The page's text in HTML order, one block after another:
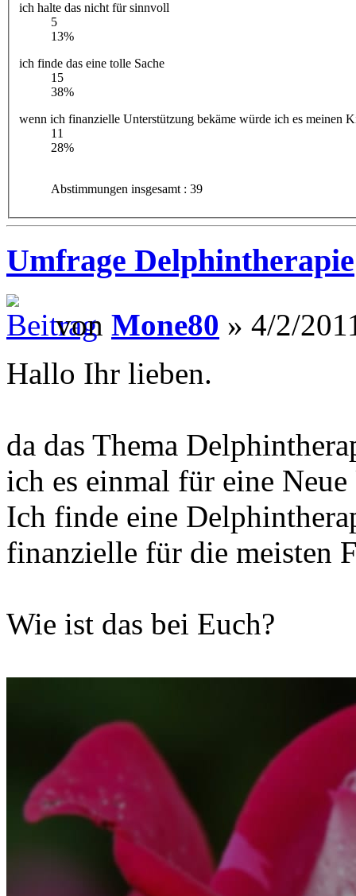
ich halte das nicht für sinnvoll
5
13%
ich finde das eine tolle Sache
15
38%
wenn ich finanzielle Unterstützung bekäme würde ich es meinen
11
28%
Abstimmungen insgesamt : 39
Umfrage Delphintherapie
von Mone80 » 4/2/
Hallo Ihr lieben.
da das Thema
ich es einmal für eine
Ich finde eine
finanzielle für die meisten
Wie ist das bei Euch?